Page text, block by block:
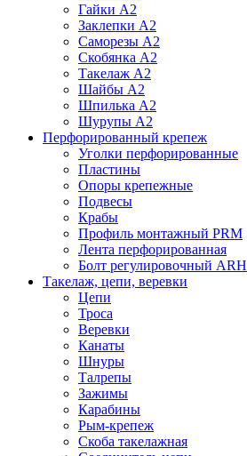
Гайки А2
Заклепки А2
Саморезы А2
Скобянка А2
Такелаж А2
Шайбы А2
Шпилька А2
Шурупы А2
Перфорированный крепеж
Уголки перфорированные
Пластины
Опоры крепежные
Подвесы
Крабы
Профиль монтажный PRM
Лента перфорированная
Болт регулировочный ARH
Такелаж, цепи, веревки
Цепи
Троса
Веревки
Канаты
Шнуры
Талрепы
Зажимы
Карабины
Рым-крепеж
Скоба такелажная